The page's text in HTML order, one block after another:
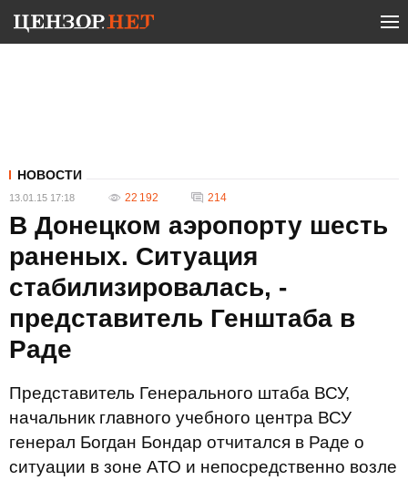
НОВОСТИ
13.01.15 17:18 22 192 214
В Донецком аэропорту шесть
раненых. Ситуация
стабилизировалась, -
представитель Генштаба в
Раде
Представитель Генерального штаба ВСУ,
начальник главного учебного центра ВСУ
генерал Богдан Бондар отчитался в Раде о
ситуации в зоне АТО и непосредственно возле